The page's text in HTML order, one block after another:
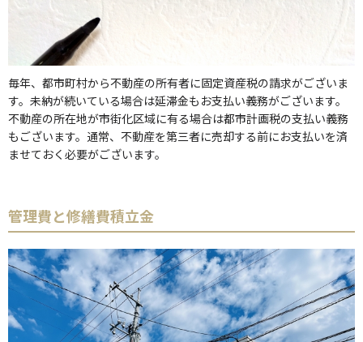
毎年、都市町村から不動産の所有者に固定資産税の請求がございま
す。未納が続いている場合は延滞金もお支払い義務がございます。
不動産の所在地が市街化区域に有る場合は都市計画税の支払い義務
もございます。通常、不動産を第三者に売却する前にお支払いを済
ませておく必要がございます。
管理費と修繕費積立金